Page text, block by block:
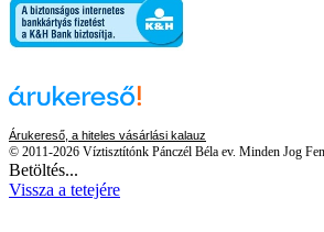
Árukereső, a hiteles vásárlási kalauz
© 2011-2026 Víztisztítónk Pánczél Béla ev. Minden Jog
Betöltés...
Vissza a tetejére